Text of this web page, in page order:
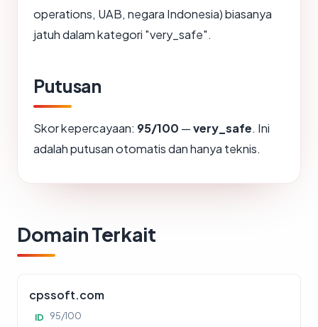
operations, UAB, negara Indonesia) biasanya
jatuh dalam kategori "very_safe".
Putusan
Skor kepercayaan: 95/100 —very_safe. Ini
adalah putusan otomatis dan hanya teknis.
Domain Terkait
cpssoft.com
ID 95/100